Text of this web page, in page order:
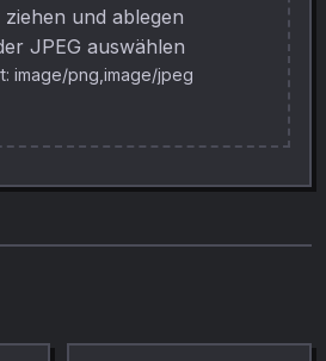
und ablegen
JPEG auswählen
image/png,image/jpeg